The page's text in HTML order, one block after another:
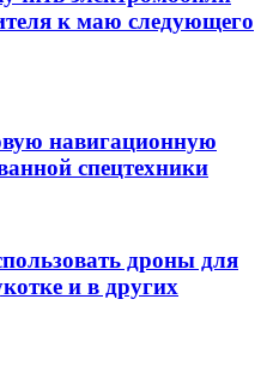
к маю следующего
навигационную
спецтехники
дроны для
и в других